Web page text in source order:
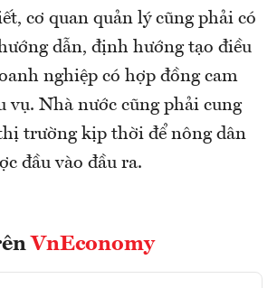
cơ quan quản lý cũng phải có
dẫn, định hướng tạo điều
nghiệp có hợp đồng cam
vụ. Nhà nước cũng phải cung
trường kịp thời để nông dân
đầu vào đầu ra.
VnEconomy